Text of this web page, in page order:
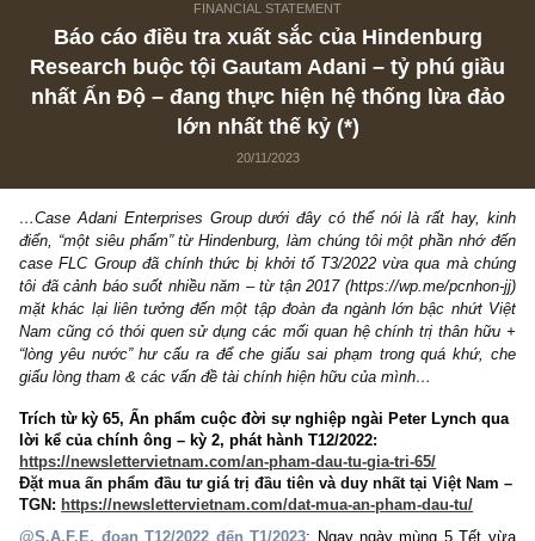
FINANCIAL STATEMENT
Báo cáo điều tra xuất sắc của Hindenburg
Research buộc tội Gautam Adani – tỷ phú
nhất Ấn Độ – đang thực hiện hệ thống lừa
20/11/2023
… Case Adani Enterprises Group dưới đây có thể nói là rất
điển, “một siêu phẩm” từ Hindenburg, làm chúng tôi một phần
case FLC Group đã chính thức bị khởi tố T3/2022 vừa qua mà
tôi đã cảnh báo suốt nhiều năm – từ tận 2017 (https://wp.me/
mặt khác lại liên tưởng đến một tập đoàn đa ngành lớn bậc
Nam cũng có thói quen sử dụng các mối quan hệ chính trị thân
“lòng yêu nước” hư cấu ra để che giấu sai phạm trong quá
giấu lòng tham & các vấn đề tài chính hiện hữu của mình…
Trích từkỳ 65, Ấn phẩm cuộc đời sự nghiệp ngài Peter Lynch
lời kể của chính ông – kỳ 2, phát hành T12/2022: